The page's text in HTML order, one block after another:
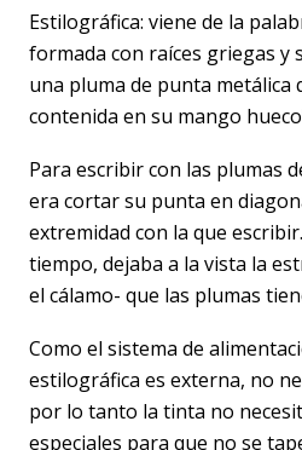
Estilográfica: viene de la
formada con raíces griegas y
una pluma de punta metálica
contenida en su mango
Para escribir con las plumas
era cortar su punta en
extremidad con la que
tiempo, dejaba a la vista la
el cálamo- que las plumas
Como el sistema de
estilográfica es externa, no
por lo tanto la tinta no
especiales para que no se